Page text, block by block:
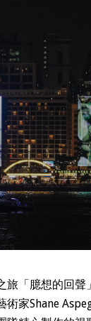
「臆想的回
家Shane